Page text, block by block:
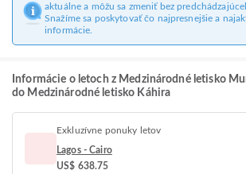
aktuálne a môžu sa zmeniť bez
Snažíme sa poskytovať čo najpresnejšie a
informácie.
Informácie o letoch z Medzinárodné letisko
do Medzinárodné letisko Káhira
Exkluzívne ponuky letov
Lagos - Cairo
US$ 638.75